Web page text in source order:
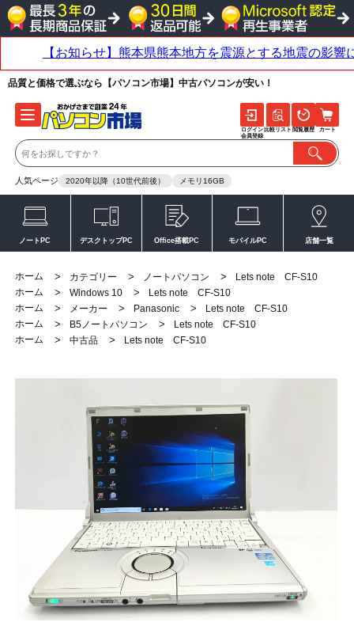
品質と価格で選ぶなら【パソコン市場】中古パソコンが安い！
人気ページ 2020年以降（10世代前後） メモリ16GB
ログイン
会員登録
比較リスト 閲覧履歴 カート
ノートPC デスクトップPC Office搭載PC モバイルPC 店舗一覧
ホーム > カテゴリー > ノートパソコン >
Lets note CF-S10
ホーム
> Windows 10 >
Lets note CF-S10
ホーム
> メーカー > Panasonic >
Lets note CF-S10
ホーム
> B5ノートパソコン >
Lets note CF-S10
ホーム
> 中古品 > Lets note CF-S10